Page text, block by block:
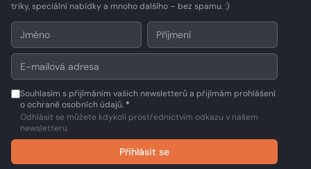
triky, speciální nabídky a mnoho dalšího – bez spamu. :)
Souhlasím s přijímáním vašich newsletterů a přijímám prohlášení
o ochraně osobních údajů. *
Odhlásit se můžete kdykoli prostřednictvím odkazu v našem
newsletteru.
Přihlásit se